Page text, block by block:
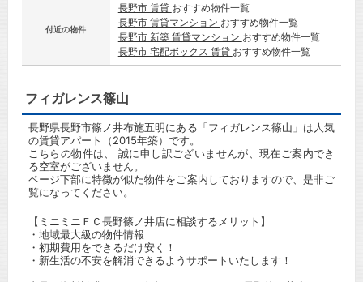
付近の物件
長野市 賃貸 おすすめ物件一覧
長野市 賃貸マンション おすすめ物件一覧
長野市 新築 賃貸マンション おすすめ物件一覧
長野市 宅配ボックス 賃貸 おすすめ物件一覧
フィガレンス篠山
長野県長野市篠ノ井布施五明にある「フィガレンス篠山」は人気
の賃貸アパート（2015年築）です。
こちらの物件は、 誠に申し訳ございませんが、現在ご案内でき
る空室がございません。
ページ下部に特徴が似た物件をご案内しておりますので、是非ご
覧になってください。
【ミニミニＦＣ長野篠ノ井店に相談するメリット】
・地域最大級の物件情報
・初期費用をできるだけ安く！
・新生活の不安を解消できるようサポートいたします！